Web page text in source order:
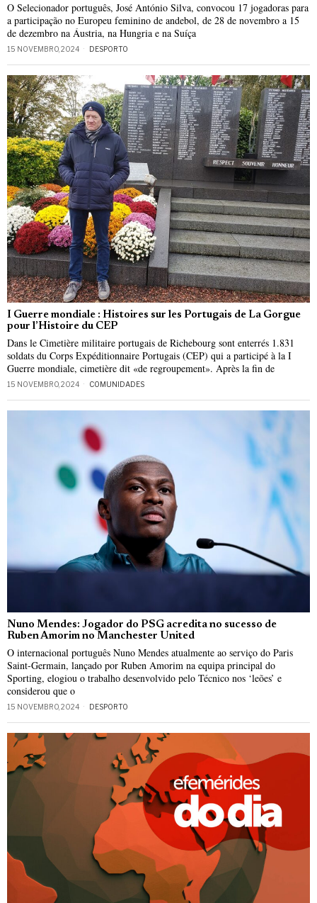
O Selecionador português, José António Silva, convocou 17 jogadoras para
a participação no Europeu feminino de andebol, de 28 de novembro a 15
de dezembro na Áustria, na Hungria e na Suíça
15 NOVEMBRO, 2024 DESPORTO
I Guerre mondiale : Histoires sur les Portugais de La Gorgue
pour l’Histoire du CEP
Dans le Cimetière militaire portugais de Richebourg sont enterrés 1.831
soldats du Corps Expéditionnaire Portugais (CEP) qui a participé à la I
Guerre mondiale, cimetière dit «de regroupement». Après la fin de
15 NOVEMBRO, 2024 COMUNIDADES
Nuno Mendes: Jogador do PSG acredita no sucesso de
Ruben Amorim no Manchester United
O internacional português Nuno Mendes atualmente ao serviço do Paris
Saint-Germain, lançado por Ruben Amorim na equipa principal do
Sporting, elogiou o trabalho desenvolvido pelo Técnico nos ‘leões’ e
considerou que o
15 NOVEMBRO, 2024 DESPORTO